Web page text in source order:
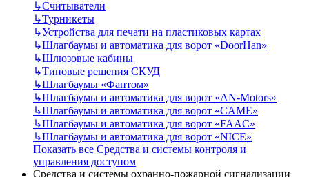
↳Считыватели
↳Турникеты
↳Устройства для печати на пластиковых картах
↳Шлагбаумы и автоматика для ворот «DoorHan»
↳Шлюзовые кабины
↳Типовые решения СКУД
↳Шлагбаумы «Фантом»
↳Шлагбаумы и автоматика для ворот «AN-Motors»
↳Шлагбаумы и автоматика для ворот «CAME»
↳Шлагбаумы и автоматика для ворот «FAAC»
↳Шлагбаумы и автоматика для ворот «NICE»
Показать все Средства и системы контроля и
управления доступом
Средства и системы охранно-пожарной сигнализации